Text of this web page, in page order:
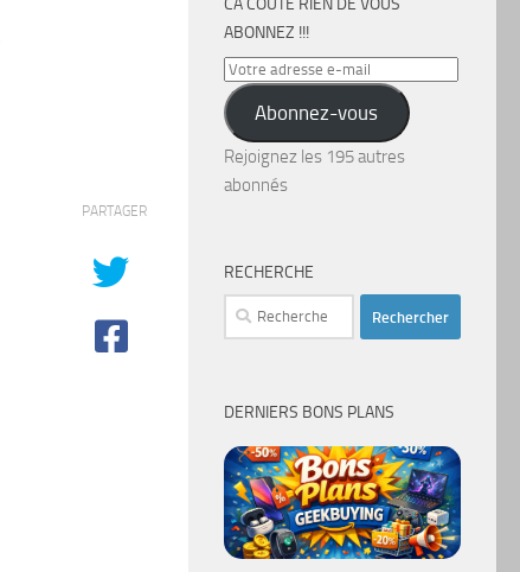
PARTAGER
CA COÛTE RIEN DE VOUS
ABONNEZ !!!
Votre
adresse
e-
mail
Abonnez-vous
Rejoignez les 195 autres
abonnés
RECHERCHE
Rechercher :
DERNIERS BONS PLANS